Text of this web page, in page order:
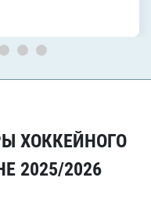
ХОККЕЙНОГО
2025/2026